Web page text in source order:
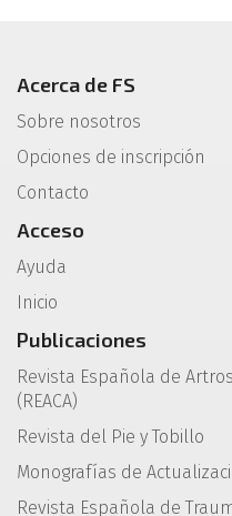
Acerca de FS
Sobre nosotros
Opciones de inscripción
Contacto
Acceso
Ayuda
Inicio
Publicaciones
Revista Española de
(REACA)
Revista del Pie y Tobillo
Monografías de
Revista Española de